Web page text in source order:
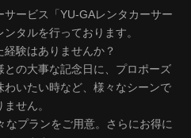
ービス「YU-GAレンタカーサー
タルを行っております。
験はありませんか？
の大事な記念日に、プロポーズ
いたい時など、様々なシーンで
せん。
プランをご用意。さらにお得に